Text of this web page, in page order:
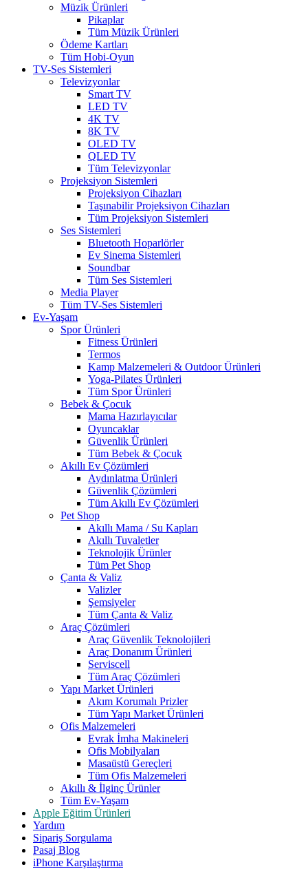
Müzik Ürünleri
Pikaplar
Tüm Müzik Ürünleri
Ödeme Kartları
Tüm Hobi-Oyun
TV-Ses Sistemleri
Televizyonlar
Smart TV
LED TV
4K TV
8K TV
OLED TV
QLED TV
Tüm Televizyonlar
Projeksiyon Sistemleri
Projeksiyon Cihazları
Taşınabilir Projeksiyon Cihazları
Tüm Projeksiyon Sistemleri
Ses Sistemleri
Bluetooth Hoparlörler
Ev Sinema Sistemleri
Soundbar
Tüm Ses Sistemleri
Media Player
Tüm TV-Ses Sistemleri
Ev-Yaşam
Spor Ürünleri
Fitness Ürünleri
Termos
Kamp Malzemeleri & Outdoor Ürünleri
Yoga-Pilates Ürünleri
Tüm Spor Ürünleri
Bebek & Çocuk
Mama Hazırlayıcılar
Oyuncaklar
Güvenlik Ürünleri
Tüm Bebek & Çocuk
Akıllı Ev Çözümleri
Aydınlatma Ürünleri
Güvenlik Çözümleri
Tüm Akıllı Ev Çözümleri
Pet Shop
Akıllı Mama / Su Kapları
Akıllı Tuvaletler
Teknolojik Ürünler
Tüm Pet Shop
Çanta & Valiz
Valizler
Şemsiyeler
Tüm Çanta & Valiz
Araç Çözümleri
Araç Güvenlik Teknolojileri
Araç Donanım Ürünleri
Serviscell
Tüm Araç Çözümleri
Yapı Market Ürünleri
Akım Korumalı Prizler
Tüm Yapı Market Ürünleri
Ofis Malzemeleri
Evrak İmha Makineleri
Ofis Mobilyaları
Masaüstü Gereçleri
Tüm Ofis Malzemeleri
Akıllı & İlginç Ürünler
Tüm Ev-Yaşam
Apple Eğitim Ürünleri
Yardım
Sipariş Sorgulama
Pasaj Blog
iPhone Karşılaştırma